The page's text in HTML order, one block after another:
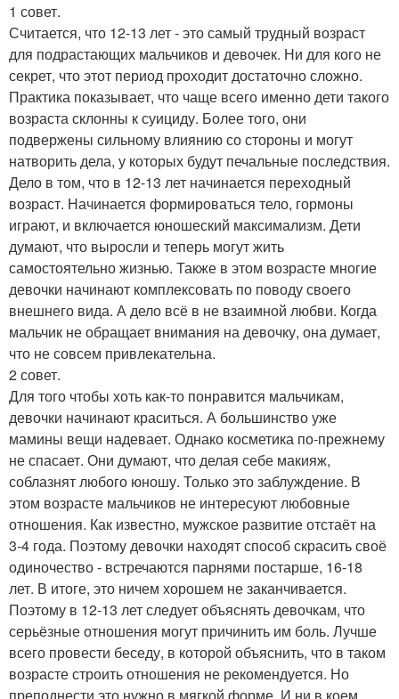
1 совет.
Считается, что 12-13 лет - это самый трудный возраст
для подрастающих мальчиков и девочек. Ни для кого не
секрет, что этот период проходит достаточно сложно.
Практика показывает, что чаще всего именно дети такого
возраста склонны к суициду. Более того, они
подвержены сильному влиянию со стороны и могут
натворить дела, у которых будут печальные последствия.
Дело в том, что в 12-13 лет начинается переходный
возраст. Начинается формироваться тело, гормоны
играют, и включается юношеский максимализм. Дети
думают, что выросли и теперь могут жить
самостоятельно жизнью. Также в этом возрасте многие
девочки начинают комплексовать по поводу своего
внешнего вида. А дело всё в не взаимной любви. Когда
мальчик не обращает внимания на девочку, она думает,
что не совсем привлекательна.
2 совет.
Для того чтобы хоть как-то понравится мальчикам,
девочки начинают краситься. А большинство уже
мамины вещи надевает. Однако косметика по-прежнему
не спасает. Они думают, что делая себе макияж,
соблазнят любого юношу. Только это заблуждение. В
этом возрасте мальчиков не интересуют любовные
отношения. Как известно, мужское развитие отстаёт на
3-4 года. Поэтому девочки находят способ скрасить своё
одиночество - встречаются парнями постарше, 16-18
лет. В итоге, это ничем хорошем не заканчивается.
Поэтому в 12-13 лет следует объяснять девочкам, что
серьёзные отношения могут причинить им боль. Лучше
всего провести беседу, в которой объяснить, что в таком
возрасте строить отношения не рекомендуется. Но